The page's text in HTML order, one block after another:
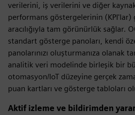
verilerini, iş verilerini ve diğer
performans göstergelerinin (KPI'lar)
aracılığıyla tam görünürlük sağlar.
standart gösterge panoları, kendi
panolarınızı oluşturmanıza olanak
analitik veri modelinde birleşik bir
otomasyon/IoT düzeyine gerçek
puan kartları ve gösterge tabloları
Aktif izleme ve bildirimden